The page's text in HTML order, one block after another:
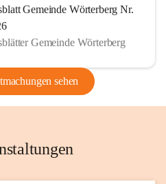
Gemeinde Wörterberg Nr.
Gemeinde Wörterberg
sehen